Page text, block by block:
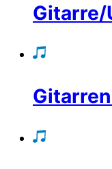
Gitarre/